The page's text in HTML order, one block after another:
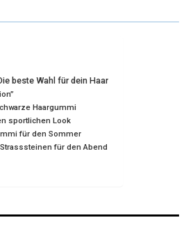
T
S
T
K I
beste Wahl für dein Haar
Haargummi
sportlichen Look
für den Sommer
für den Abend